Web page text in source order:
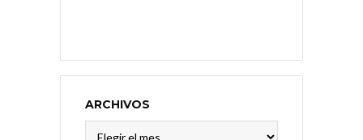
ARCHIVOS